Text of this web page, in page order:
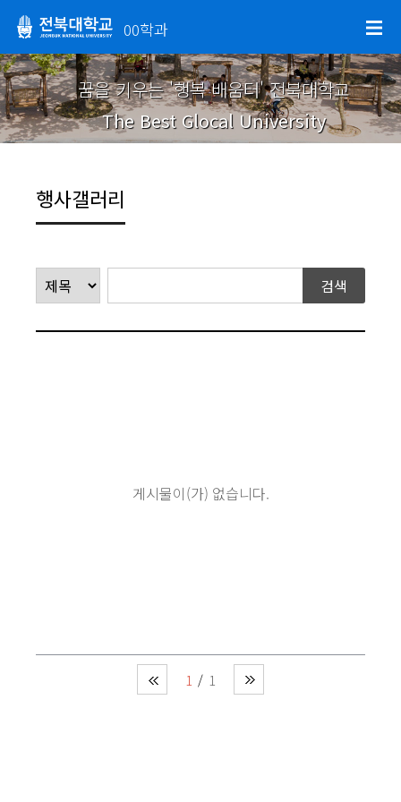
00학과
꿈을 키우는 '행복 배움터' 전북대학교
The Best Glocal University
행사갤러리
게시물이(가) 없습니다.
1 1